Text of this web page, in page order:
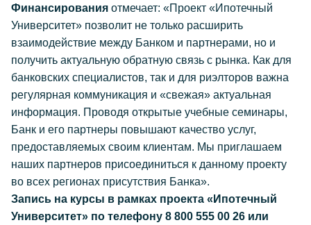
Финансирования отмечает: «Проект «Ипотечный
Университет» позволит не только расширить
взаимодействие между Банком и партнерами, но и
получить актуальную обратную связь с рынка. Как для
банковских специалистов, так и для риэлторов важна
регулярная коммуникация и «свежая» актуальная
информация. Проводя открытые учебные семинары,
Банк и его партнеры повышают качество услуг,
предоставляемых своим клиентам. Мы приглашаем
наших партнеров присоединиться к данному проекту
во всех регионах присутствия Банка».
Запись на курсы в рамках проекта «Ипотечный
Университет» по телефону 8 800 555 00 26 или